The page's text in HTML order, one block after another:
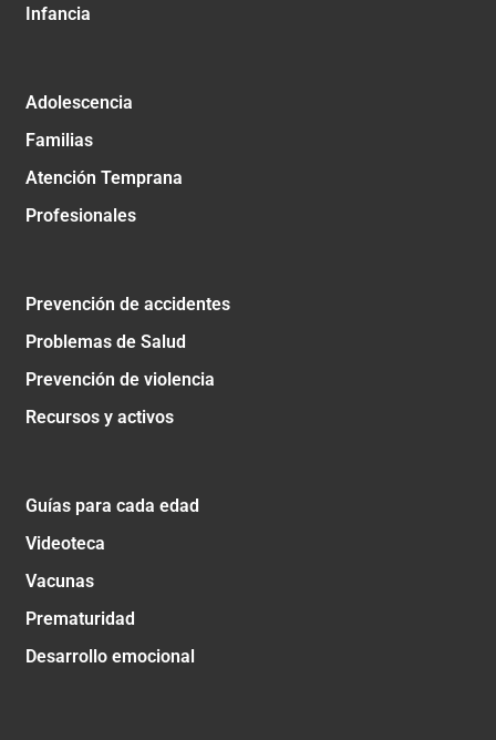
Infancia
Adolescencia
Familias
Atención Temprana
Profesionales
Prevención de accidentes
Problemas de Salud
Prevención de violencia
Recursos y activos
Guías para cada edad
Videoteca
Vacunas
Prematuridad
Desarrollo emocional